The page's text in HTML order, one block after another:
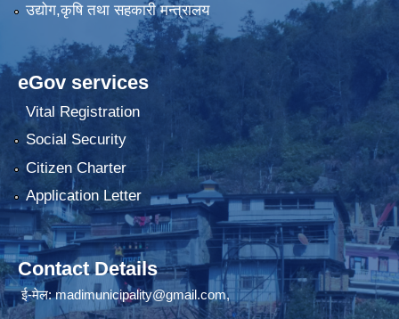
उद्योग,कृषि तथा सहकारी मन्त्रालय
eGov services
Vital Registration
Social Security
Citizen Charter
Application Letter
Contact Details
ई-मेल: madimunicipality@gmail.com,